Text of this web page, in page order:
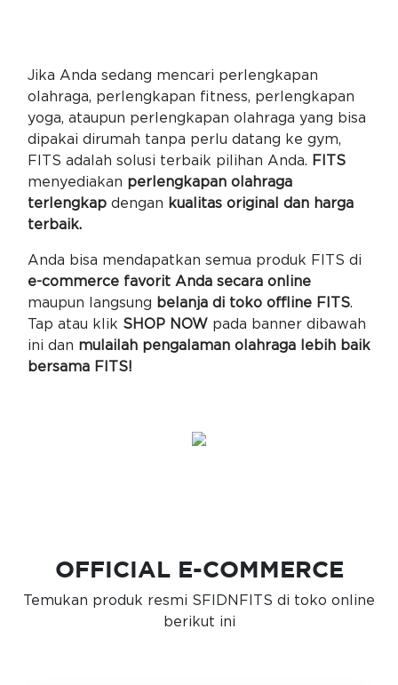
Jika Anda sedang mencari perlengkapan
olahraga, perlengkapan fitness, perlengkapan
yoga, ataupun perlengkapan olahraga yang bisa
dipakai dirumah tanpa perlu datang ke gym,
FITS adalah solusi terbaik pilihan Anda. FITS
menyediakan perlengkapan olahraga
terlengkapdengan kualitas original dan harga
terbaik.
Anda bisa mendapatkan semua produk FITS di
e-commerce favorit Anda secara online
maupun langsung belanja di toko offline FITS.
Tap atau klik SHOP NOW pada banner dibawah
ini dan mulailah pengalaman olahraga lebih baik
bersama FITS!
OFFICIAL E-COMMERCE
Temukan produk resmi SFIDNFITS di toko online
berikut ini